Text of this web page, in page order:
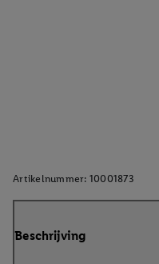
Artikelnummer: 10001873
Beschrijving